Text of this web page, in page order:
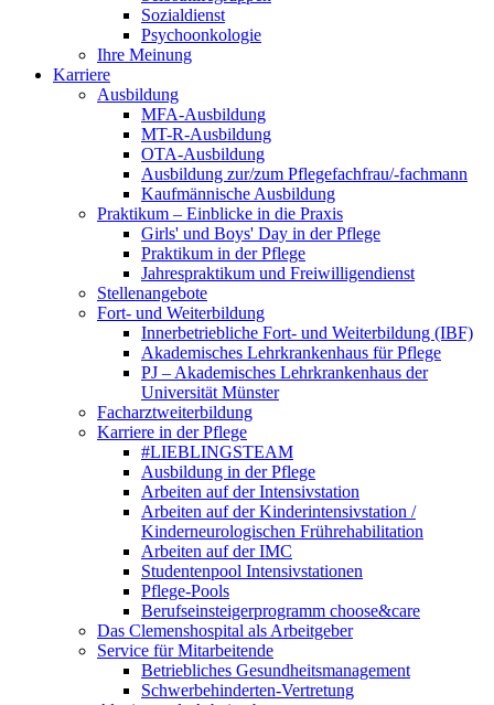
Sozialdienst
Psychoonkologie
Ihre Meinung
Karriere
Ausbildung
MFA-Ausbildung
MT-R-Ausbildung
OTA-Ausbildung
Ausbildung zur/zum Pflegefachfrau/-fachmann
Kaufmännische Ausbildung
Praktikum – Einblicke in die Praxis
Girls' und Boys' Day in der Pflege
Praktikum in der Pflege
Jahrespraktikum und Freiwilligendienst
Stellenangebote
Fort- und Weiterbildung
Innerbetriebliche Fort- und Weiterbildung (IBF)
Akademisches Lehrkrankenhaus für Pflege
PJ – Akademisches Lehrkrankenhaus der
Universität Münster
Facharztweiterbildung
Karriere in der Pflege
#LIEBLINGSTEAM
Ausbildung in der Pflege
Arbeiten auf der Intensivstation
Arbeiten auf der Kinderintensivstation /
Kinderneurologischen Frührehabilitation
Arbeiten auf der IMC
Studentenpool Intensivstationen
Pflege-Pools
Berufseinsteigerprogramm choose&care
Das Clemenshospital als Arbeitgeber
Service für Mitarbeitende
Betriebliches Gesundheitsmanagement
Schwerbehinderten-Vertretung